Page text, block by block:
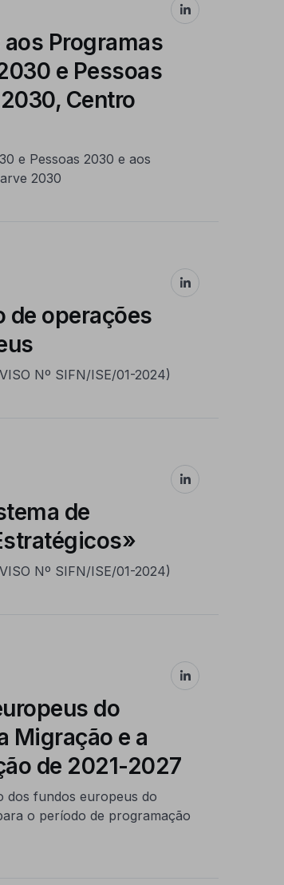
Programas
e Pessoas
Centro
e Pessoas 2030 e aos
2030
de operações
Nº SIFN/ISE/01-2024)
de
Nº SIFN/ISE/01-2024)
do
Migração e a
de 2021-2027
dos fundos europeus do
o período de programação